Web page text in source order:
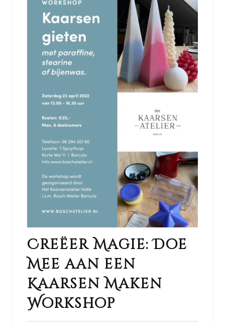
Creëer Magie: Doe
Mee aan een
Kaarsen Maken
Workshop